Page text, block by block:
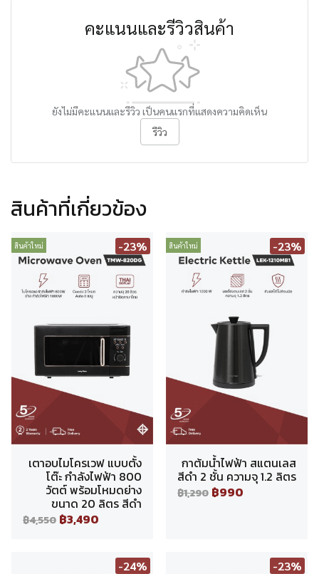
คะแนนและรีวิวสินค้า
ยังไม่มีคะแนนและรีวิว เป็นคนแรกที่แสดงความคิดเห็น
รีวิว
สินค้าที่เกี่ยวข้อง
สินค้าใหม่ -23%
เตาอบไมโครเวฟ แบบตั้ง
โต๊ะ กำลังไฟฟ้า 800
วัตต์ พร้อมโหมดย่าง
ขนาด 20 ลิตร สีดำ
฿4,550 ฿3,490
สินค้าใหม่ -23%
กาต้มน้ำไฟฟ้า สแตนเลส
สีดำ 2 ชั้น ความจุ 1.2 ลิตร
฿1,290 ฿990
-24% -23%